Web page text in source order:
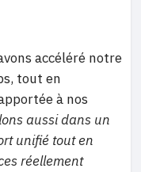
accéléré notre
tout en
à nos
aussi dans un
unifié tout en
réellement